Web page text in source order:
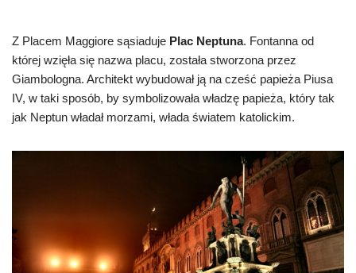
Z Placem Maggiore sąsiaduje Plac Neptuna. Fontanna od
której wzięła się nazwa placu, została stworzona przez
Giambologna. Architekt wybudował ją na cześć papieża Piusa
IV, w taki sposób, by symbolizowała władzę papieża, który tak
jak Neptun władał morzami, włada światem katolickim.